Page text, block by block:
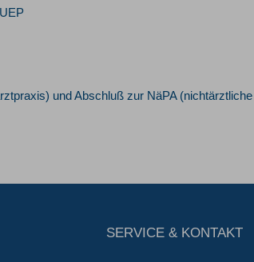
und Abschluß zur NäPA
SERVICE & KONTAKT